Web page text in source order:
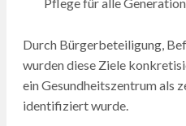
Pflege für alle
Durch Bürgerbeteiligung,
wurden diese Ziele
ein Gesundheitszentrum als
identifiziert wurde.